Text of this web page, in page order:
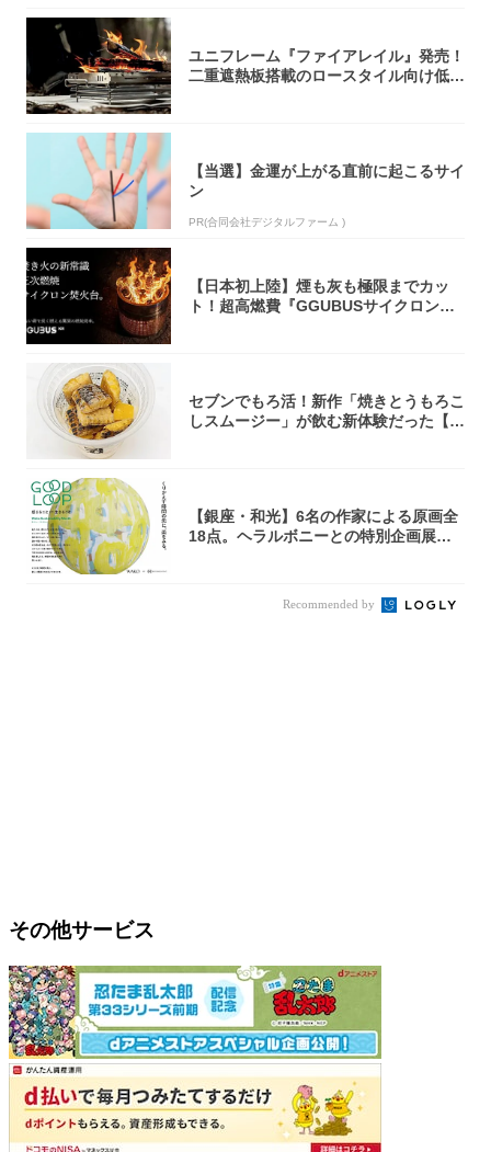
ユニフレーム『ファイアレイル』発売！
二重遮熱板搭載のロースタイル向け低型
【当選】金運が上がる直前に起こるサイ
ン
PR(合同会社デジタルファーム )
【日本初上陸】煙も灰も極限までカッ
ト！超高燃費『GGUBUSサイクロン焚
セブンでもろ活！新作「焼きとうもろこ
しスムージー」が飲む新体験だった【東
【銀座・和光】6名の作家による原画全
18点。ヘラルボニーとの特別企画展「G
Recommended by
その他サービス